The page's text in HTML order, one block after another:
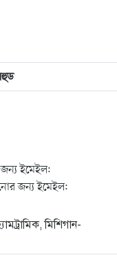
প্রাণের উচ্ছ্বাস
আল-সাইয়েদকে হারাতে
ব্রিফিং
থাকছেন সাকিব আল
ওয়াশিংটনের ওপর
ইমেইল:
জন্য ইমেইল:
মিশিগান-